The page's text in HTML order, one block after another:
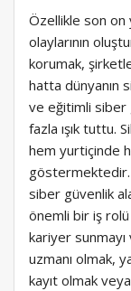
Özellikle son on
olaylarının
korumak,
hatta dünyanın
ve eğitimli siber
fazla ışık tuttu.
hem yurtiçinde
göstermektedir.
siber güvenlik
önemli bir iş
kariyer
uzmanı olmak,
kayıt olmak